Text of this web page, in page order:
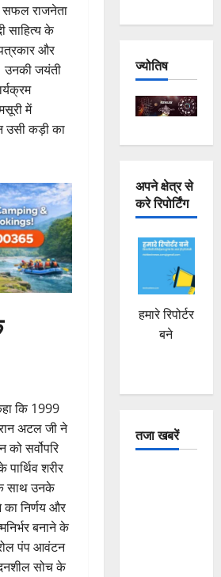
राजनेता
साहित्य के
और
उनकी जयंती
में
कड़ी का
कि 1999
अटल जी ने
सर्वोपरि
शरीर
साथ उनके
निर्णय और
बनाने के
पंप आवंटन
सोच के
ज्योतिष
अपने क्षेत्र से
करे रिपोर्टिंग
हमारे रिपोर्टर
बने
तजा खबरें